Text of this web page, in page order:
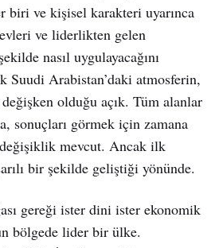
biri ve kişisel karakteri uyarınca
ve liderlikten gelen
nasıl uygulayacağını
Suudi Arabistan’daki atmosferin,
olduğu açık. Tüm alanlar
sonuçları görmek için zamana
mevcut. Ancak ilk
bir şekilde geliştiği yönünde.
gereği ister dini ister ekonomik
bölgede lider bir ülke.